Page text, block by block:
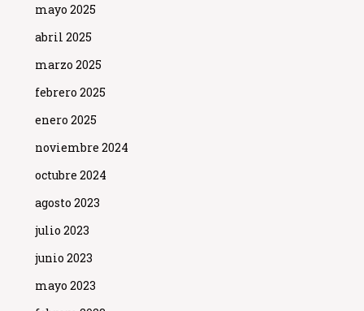
mayo 2025
abril 2025
marzo 2025
febrero 2025
enero 2025
noviembre 2024
octubre 2024
agosto 2023
julio 2023
junio 2023
mayo 2023